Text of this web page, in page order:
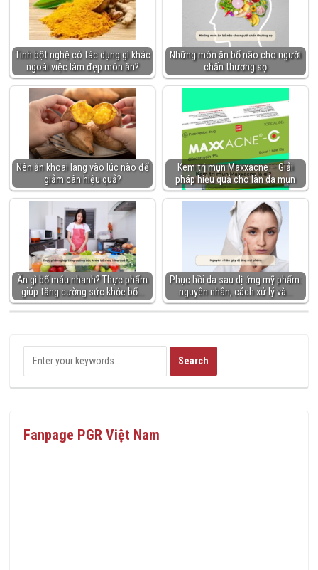
Tinh bột nghệ có tác dụng gì khác
ngoài việc làm đẹp món ăn?
Những món ăn bổ não cho người
chấn thương sọ
Nên ăn khoai lang vào lúc nào để
giảm cân hiệu quả?
Kem trị mụn Maxxacne – Giải
pháp hiệu quả cho làn da mụn
Ăn gì bổ máu nhanh? Thực phẩm
giúp tăng cường sức khỏe bổ…
Phục hồi da sau dị ứng mỹ phẩm:
nguyên nhân, cách xử lý và…
Fanpage PGR Việt Nam